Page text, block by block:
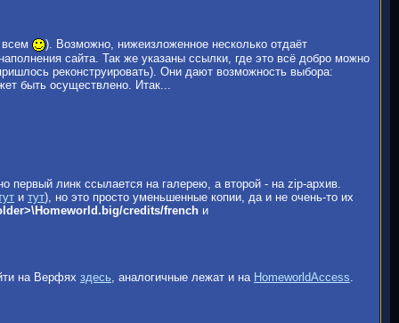
). Возможно, нижеизложенное несколько отдаёт
сайта. Так же указаны ссылки, где это всё добро можно
реконструировать). Они дают возможность выбора:
быть осуществлено. Итак...
первый линк ссылается на галерею, а второй - на zip-архив.
и тут), но это просто уменьшенные копии, да и не очень-то их
credits/french и
на Верфях здесь, аналогичные лежат и на HomeworldAccess.